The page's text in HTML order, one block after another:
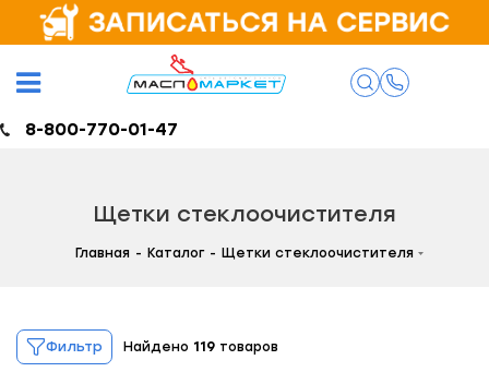
8-800-770-01-47
Щетки стеклоочистителя
Главная - Каталог - Щетки стеклоочистителя
Фильтр Найдено